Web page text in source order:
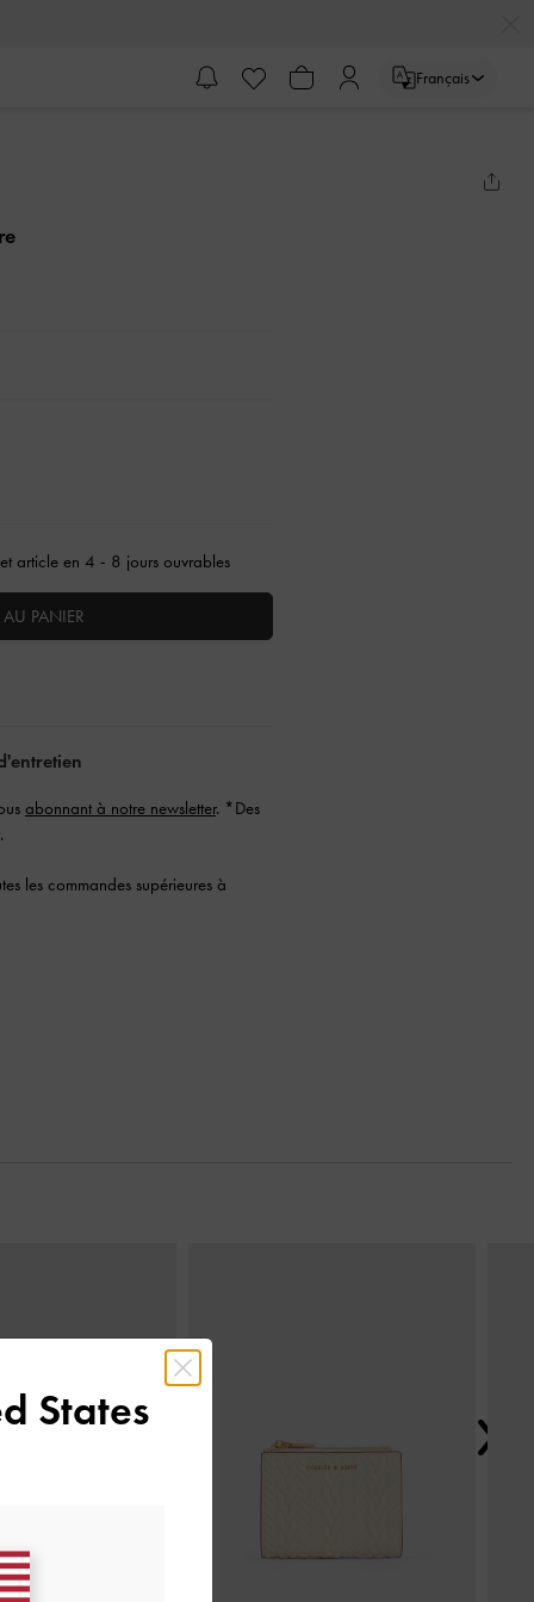
Français
article en 4 - 8 jours ouvrables
PANIER
abonnant à notre newsletter. *Des
les commandes supérieures à
States